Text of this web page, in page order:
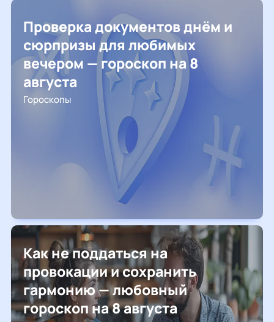
Проверка документов днём и
сюрпризы для любимых
вечером — гороскоп на 8
августа
Гороскопы
Как не поддаться на
провокации и сохранить
гармонию — любовный
гороскоп на 8 августа